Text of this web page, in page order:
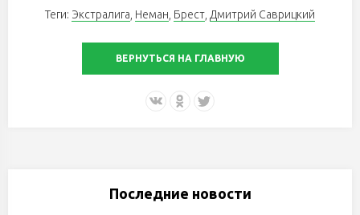
Теги: Экстралига Неман Брест Дмитрий Саврицкий
ВЕРНУТЬСЯ НА ГЛАВНУЮ
Последние новости